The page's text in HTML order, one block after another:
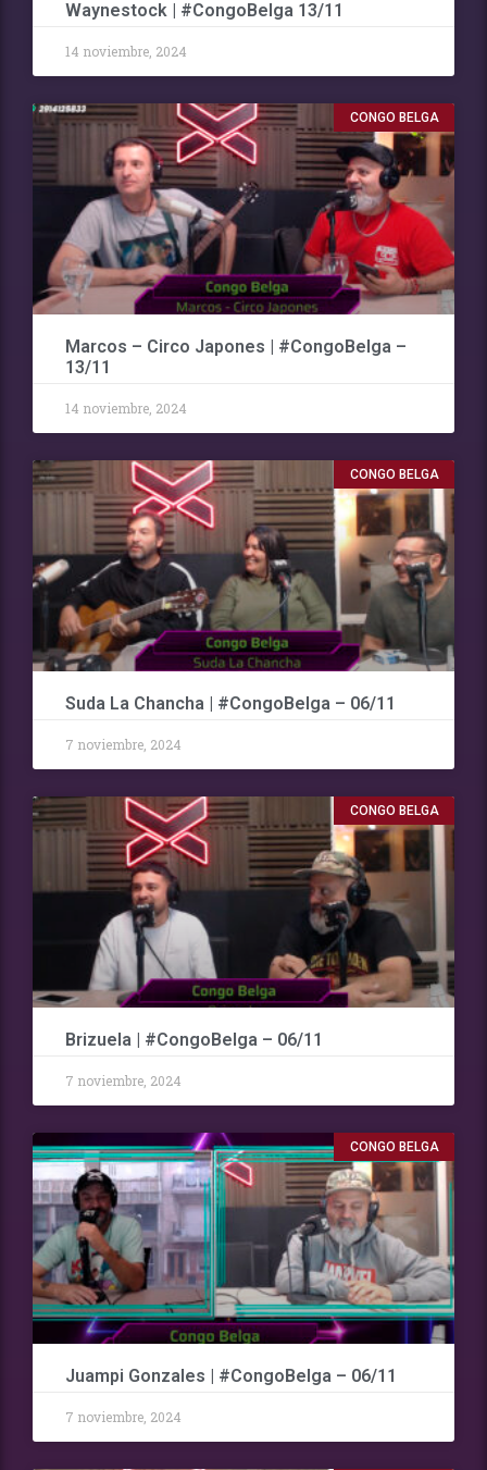
Waynestock | #CongoBelga 13/11
14 noviembre, 2024
CONGO BELGA
Marcos – Circo Japones | #CongoBelga –
13/11
14 noviembre, 2024
CONGO BELGA
Suda La Chancha | #CongoBelga – 06/11
7 noviembre, 2024
CONGO BELGA
Brizuela | #CongoBelga – 06/11
7 noviembre, 2024
CONGO BELGA
Juampi Gonzales | #CongoBelga – 06/11
7 noviembre, 2024